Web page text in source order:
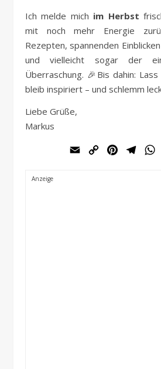
Ich melde mich im Herbst
mit noch mehr Energie
Rezepten, spannenden
und vielleicht sogar der
Überraschung. 🎉Bis dahin:
bleib inspiriert – und schlemm
Liebe Grüße,
Markus
Email
Copy
Pinterest